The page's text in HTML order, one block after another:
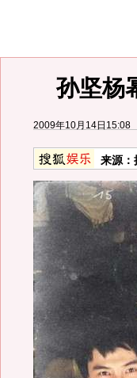
孙坚杨
2009年10月14日15:08
来源：